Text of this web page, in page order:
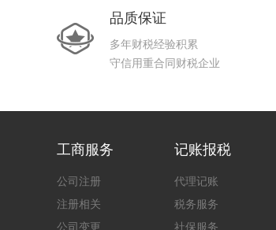
品质保证
多年财税经验积累
守信用重合同财税企业
工商服务
公司注册
注册相关
公司变更
记账报税
代理记账
税务服务
社保服务